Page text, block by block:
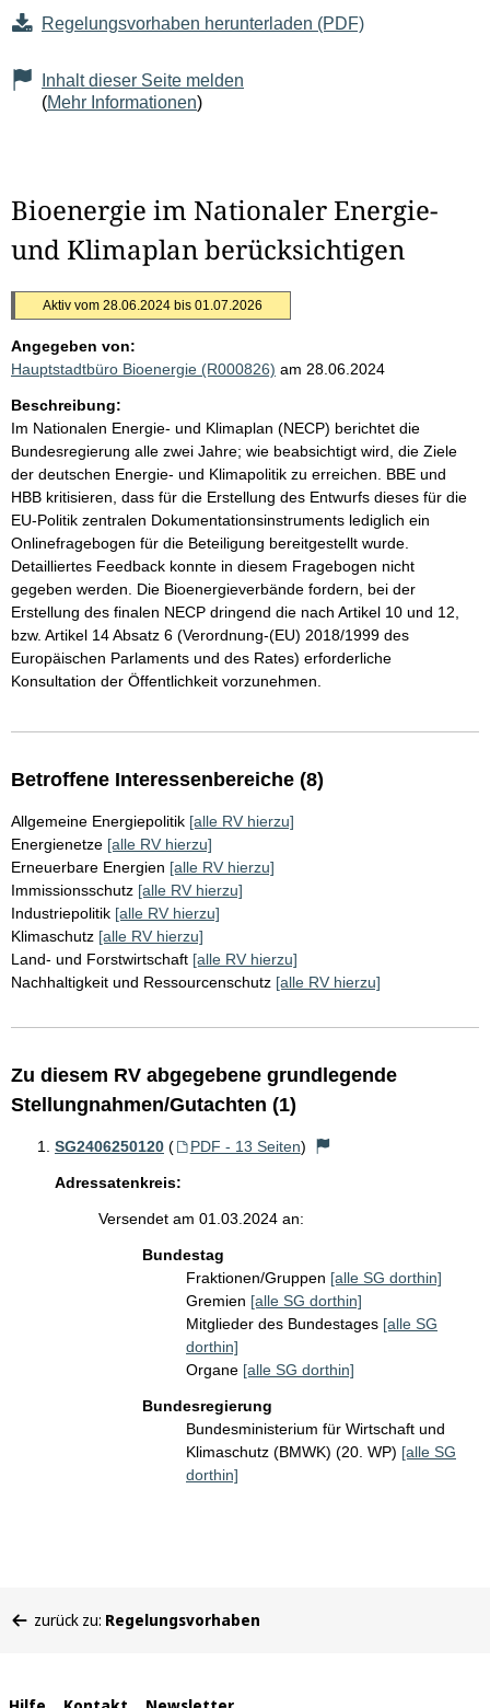
Regelungsvorhaben herunterladen (PDF)
Inhalt dieser Seite melden
(Mehr Informationen)
Bioenergie im Nationaler Energie-
und Klimaplan berücksichtigen
Aktiv vom 28.06.2024 bis 01.07.2026
Angegeben von:
Hauptstadtbüro Bioenergie (R000826) am 28.06.2024
Beschreibung:
Im Nationalen Energie- und Klimaplan (NECP) berichtet die
Bundesregierung alle zwei Jahre; wie beabsichtigt wird, die Ziele
der deutschen Energie- und Klimapolitik zu erreichen. BBE und
HBB kritisieren, dass für die Erstellung des Entwurfs dieses für die
EU-Politik zentralen Dokumentationsinstruments lediglich ein
Onlinefragebogen für die Beteiligung bereitgestellt wurde.
Detailliertes Feedback konnte in diesem Fragebogen nicht
gegeben werden. Die Bioenergieverbände fordern, bei der
Erstellung des finalen NECP dringend die nach Artikel 10 und 12,
bzw. Artikel 14 Absatz 6 (Verordnung-(EU) 2018/1999 des
Europäischen Parlaments und des Rates) erforderliche
Konsultation der Öffentlichkeit vorzunehmen.
Betroffene Interessenbereiche (8)
Allgemeine Energiepolitik [alle RV hierzu]
Energienetze [alle RV hierzu]
Erneuerbare Energien [alle RV hierzu]
Immissionsschutz [alle RV hierzu]
Industriepolitik [alle RV hierzu]
Klimaschutz [alle RV hierzu]
Land- und Forstwirtschaft [alle RV hierzu]
Nachhaltigkeit und Ressourcenschutz [alle RV hierzu]
Zu diesem RV abgegebene grundlegende
Stellungnahmen/Gutachten (1)
SG2406250120 ( PDF - 13 Seiten)
Adressatenkreis:
Versendet am 01.03.2024 an:
Bundestag
Fraktionen/Gruppen [alle SG dorthin]
Gremien [alle SG dorthin]
Mitglieder des Bundestages [alle SG
dorthin]
Organe [alle SG dorthin]
Bundesregierung
Bundesministerium für Wirtschaft und
Klimaschutz (BMWK) (20. WP) [alle SG
dorthin]
befinden
zurück zu: Regelungsvorhaben